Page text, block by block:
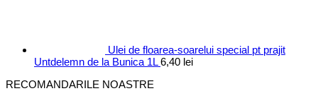
Ulei de floarea-soarelui special pt prajit
Untdelemn de la Bunica 1L 6,40 lei
RECOMANDARILE NOASTRE